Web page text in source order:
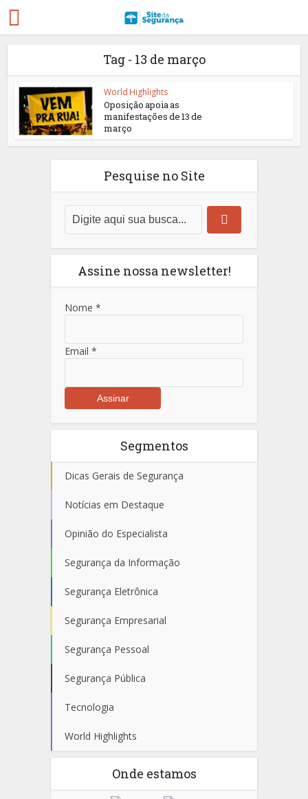
Tag - 13 de março
World Highlights
Oposição apoia as
manifestações de 13 de
março
Pesquise no Site
Assine nossa newsletter!
Nome *
Email *
Segmentos
Dicas Gerais de Segurança
Notícias em Destaque
Opinião do Especialista
Segurança da Informação
Segurança Eletrônica
Segurança Empresarial
Segurança Pessoal
Segurança Pública
Tecnologia
World Highlights
Onde estamos